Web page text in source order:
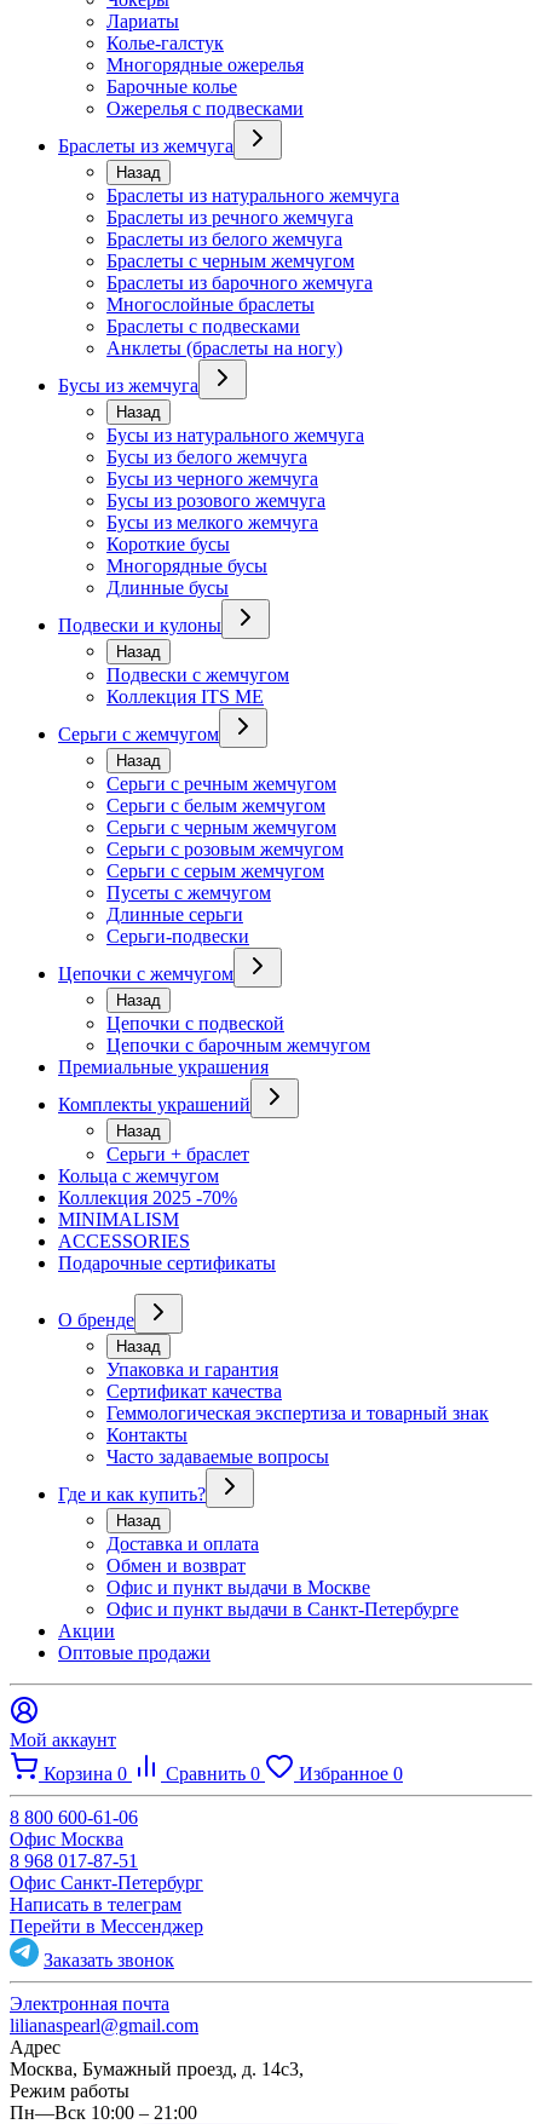
Лариаты
Колье-галстук
Многорядные ожерелья
Барочные колье
Ожерелья с подвесками
Браслеты из жемчуга
Назад
Браслеты из натурального жемчуга
Браслеты из речного жемчуга
Браслеты из белого жемчуга
Браслеты с черным жемчугом
Браслеты из барочного жемчуга
Многослойные браслеты
Браслеты с подвесками
Анклеты (браслеты на ногу)
Бусы из жемчуга
Назад
Бусы из натурального жемчуга
Бусы из белого жемчуга
Бусы из черного жемчуга
Бусы из розового жемчуга
Бусы из мелкого жемчуга
Короткие бусы
Многорядные бусы
Длинные бусы
Подвески и кулоны
Назад
Подвески с жемчугом
Коллекция ITS ME
Серьги с жемчугом
Назад
Серьги с речным жемчугом
Серьги с белым жемчугом
Серьги с черным жемчугом
Серьги с розовым жемчугом
Серьги с серым жемчугом
Пусеты с жемчугом
Длинные серьги
Серьги-подвески
Цепочки с жемчугом
Назад
Цепочки с подвеской
Цепочки с барочным жемчугом
Премиальные украшения
Комплекты украшений
Назад
Серьги + браслет
Кольца с жемчугом
Коллекция 2025 -70%
MINIMALISM
ACCESSORIES
Подарочные сертификаты
О бренде
Назад
Упаковка и гарантия
Сертификат качества
Геммологическая экспертиза и товарный знак
Контакты
Часто задаваемые вопросы
Где и как купить?
Назад
Доставка и оплата
Обмен и возврат
Офис и пункт выдачи в Москве
Офис и пункт выдачи в Санкт-Петербурге
Акции
Оптовые продажи
Мой аккаунт
Корзина 0 Сравнить 0 Избранное 0
8 800 600-61-06
Офис Москва
8 968 017-87-51
Офис Санкт-Петербург
Написать в телеграм
Перейти в Мессенджер
Заказать звонок
Электронная почта
lilianaspearl@gmail.com
Адрес
Москва, Бумажный проезд, д. 14с3,
Режим работы
Пн—Вск 10:00 – 21:00